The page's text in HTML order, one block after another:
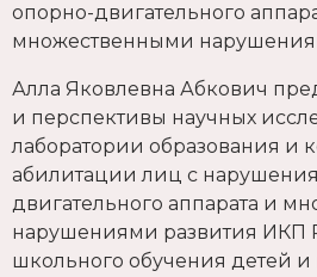
опорно-двигательного
множественными
Алла Яковлевна Абкович
и перспективы научных
лаборатории образования и
абилитации лиц с
двигательного аппарата и
нарушениями развития ИКП
школьного обучения детей